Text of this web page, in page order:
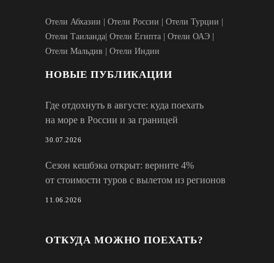
Отели Абхазии Отели России Отели Турции
Отели Таиланда Отели Египта Отели ОАЭ
Отели Мальдив
Отели Индии
НОВЫЕ ПУБЛИКАЦИИ
Где отдохнуть в августе: куда поехать
на море в России и за границей
30.07.2026
Сезон кешбэка открыт: верните 4%
от стоимости туров с вылетом из регионов
11.06.2026
ОТКУДА МОЖНО ПОЕХАТЬ?